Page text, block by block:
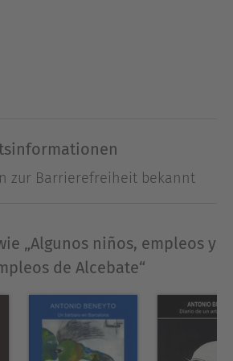
zur Barrierefreiheit bekannt
„Algunos niños, empleos y
de Alcebate“